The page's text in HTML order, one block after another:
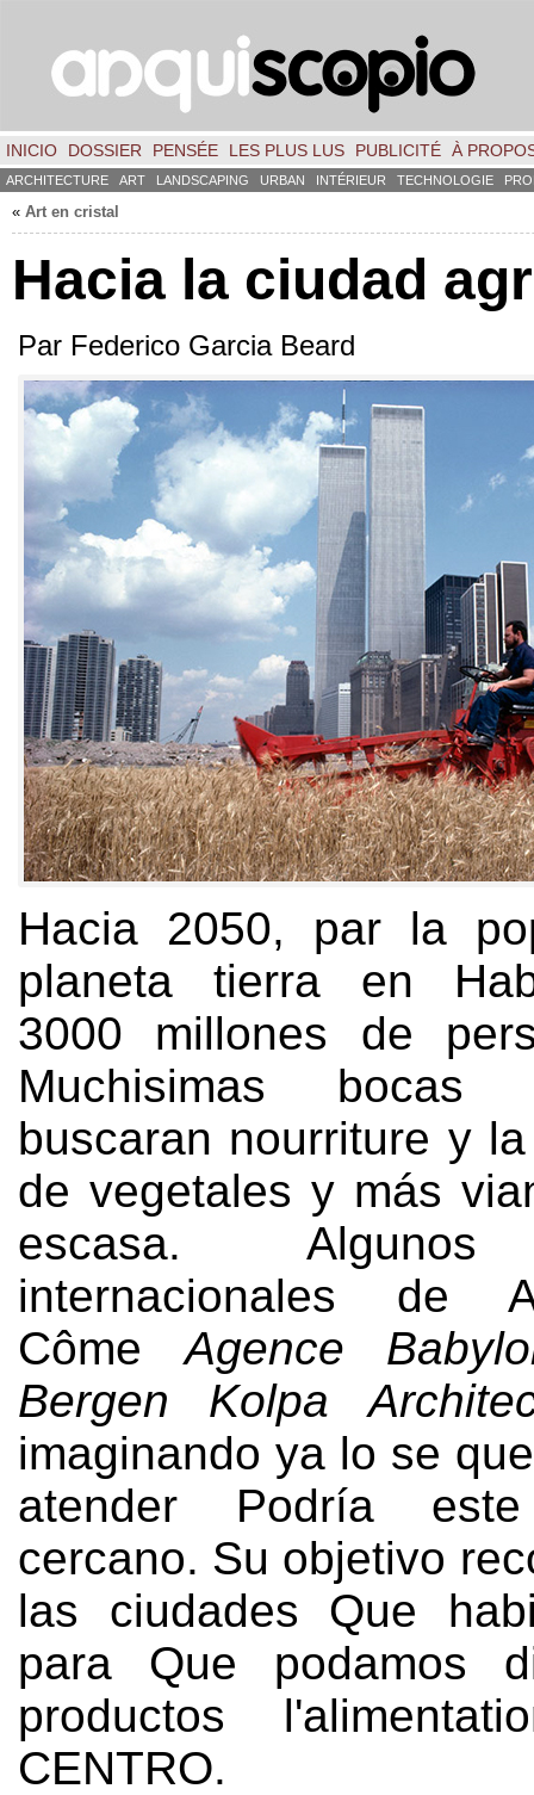
INICIO DOSSIER PENSÉE LES PLUS LUS PUBLICITÉ À
ARCHITECTURE ART LANDSCAPING URBAN INTÉRIEUR TECHNOLOGIE
« Art en cristal
Hacia la ciudad
Par Federico Garcia Beard
Hacia 2050, par la
planeta tierra en
3000 millones de
Muchisimas
buscaran nourriture y
de vegetales y más
escasa. Algunos
internacionales de
CômeAgence
Bergen Kolpa
imaginando ya lo se
atender Podría
cercano. Su objetivo
las ciudades Que
para Que podamos
productos
CENTRO.